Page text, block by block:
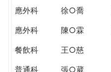
應外科
徐○喬
應外科
陳○霖
餐飲科
王○慈
普通科
張○葳